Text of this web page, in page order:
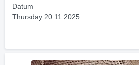
Datum
Thursday 20.11.2025.